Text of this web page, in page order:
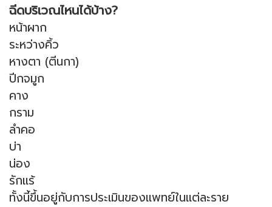
ฉีดบริเวณไหนได้บ้าง?
หน้าผาก
ระหว่างคิ้ว
หางตา (ตีนกา)
ปีกจมูก
คาง
กราม
ลำคอ
บ่า
น่อง
รักแร้
ทั้งนี้ขึ้นอยู่กับการประเมินของแพทย์ในแต่ละราย